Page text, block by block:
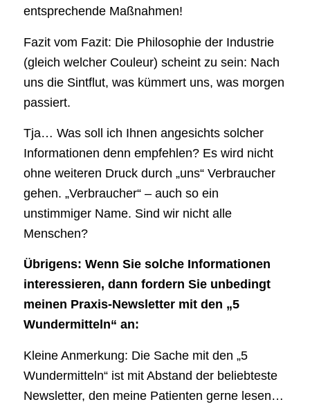
entsprechende Maßnahmen!
Fazit vom Fazit: Die Philosophie der Industrie
(gleich welcher Couleur) scheint zu sein: Nach
uns die Sintflut, was kümmert uns, was morgen
passiert.
Tja… Was soll ich Ihnen angesichts solcher
Informationen denn empfehlen? Es wird nicht
ohne weiteren Druck durch „uns“ Verbraucher
gehen. „Verbraucher“ – auch so ein
unstimmiger Name. Sind wir nicht alle
Menschen?
Übrigens: Wenn Sie solche Informationen
interessieren, dann fordern Sie unbedingt
meinen Praxis-Newsletter mit den „5
Wundermitteln“ an:
Kleine Anmerkung: Die Sache mit den „5
Wundermitteln“ ist mit Abstand der beliebteste
Newsletter, den meine Patienten gerne lesen…